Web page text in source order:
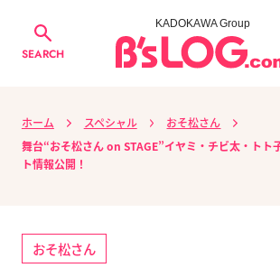
SEARCH
KADOKAWA Group
ホーム スペシャル
おそ松さん
舞台“おそ松さん on STAGE”イヤミ・チビ太・トト
ト情報公開！
おそ松さん